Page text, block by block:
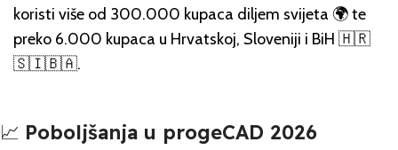
koristi više od 300.000 kupaca diljem svijeta 🌍 te
preko 6.000 kupaca u Hrvatskoj, Sloveniji i BiH 🇭🇷
🇸🇮🇧🇦.
📈 Poboljšanja u progeCAD 2026